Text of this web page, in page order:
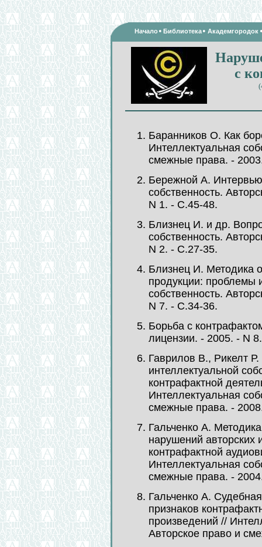
Начало• Библиотека • Академгородок
с
Баранников О. Как
Интеллектуальная
смежные права. -
Бережной А.
собственность.
N 1. - С.45-48.
Близнец И. и др.
собственность.
N 2. - С.27-35.
Близнец И. Методика
продукции: проблемы
собственность.
N 7. - С.34-36.
Борьба с
лицензии. - 2005. - N
Гаврилов В., Рикелт
интеллектуальной
контрафактной
Интеллектуальная
смежные права. -
Гальченко А.
нарушений
контрафактной
Интеллектуальная
смежные права. -
Гальченко А.
признаков
произведений //
Авторское право и